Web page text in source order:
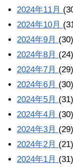
2024年11月
2024年10月
2024年9月 (30)
2024年8月 (24)
2024年7月 (29)
2024年6月 (30)
2024年5月 (31)
2024年4月 (30)
2024年3月 (29)
2024年2月 (21)
2024年1月 (31)